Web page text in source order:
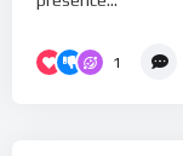
1